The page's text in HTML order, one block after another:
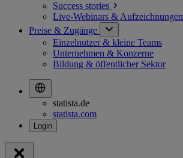
Success stories
Live-Webinars & Aufzeichnungen
Preise & Zugänge
Einzelnutzer & kleine Teams
Unternehmen & Konzerne
Bildung & öffentlicher Sektor
statista.de
statista.com